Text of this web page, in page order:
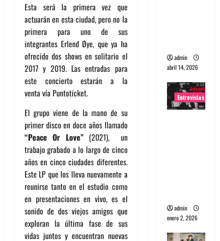
Esta será la primera vez que
actuarán en esta ciudad, pero no la
primera para uno de sus
integrantes Erlend Øye, que ya ha
ofrecido dos shows en solitario el
2017 y 2019. Las entradas para
este concierto estarán a la
venta vía Puntoticket.
El grupo viene de la mano de su
primer disco en doce años llamado
“Peace Or Love” (2021), un
trabajo grabado a lo largo de cinco
años en cinco ciudades diferentes.
Este LP que los lleva nuevamente a
reunirse tanto en el estudio como
en presentaciones en vivo, es el
sonido de dos viejos amigos que
exploran la última fase de sus
vidas juntos y encuentran nuevas
admin
abril 14, 2026
Entrevistas
admin
enero 2, 2026